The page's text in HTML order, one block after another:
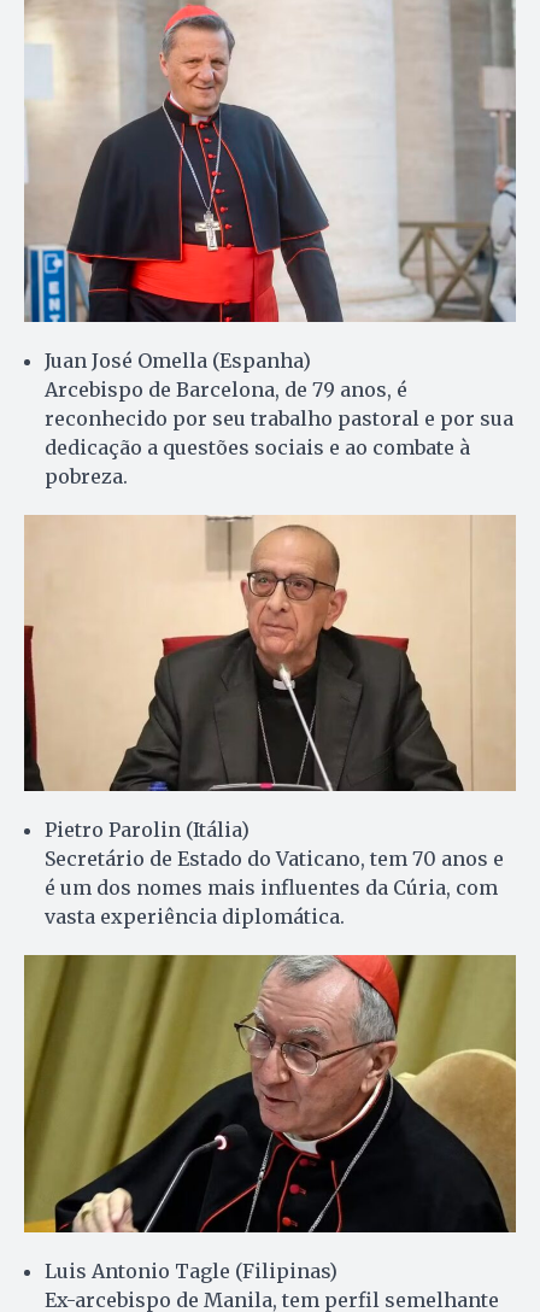
Juan José Omella (Espanha)
Arcebispo de Barcelona, de 79 anos, é
reconhecido por seu trabalho pastoral e por sua
dedicação a questões sociais e ao combate à
pobreza.
Pietro Parolin (Itália)
Secretário de Estado do Vaticano, tem 70 anos e
é um dos nomes mais influentes da Cúria, com
vasta experiência diplomática.
Luis Antonio Tagle (Filipinas)
Ex-arcebispo de Manila, tem perfil semelhante